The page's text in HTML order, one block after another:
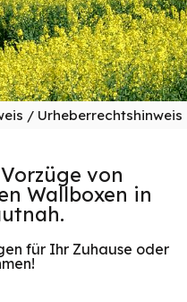
/ Urheberrechtshinweis
von
Wallboxen in
für Ihr Zuhause oder